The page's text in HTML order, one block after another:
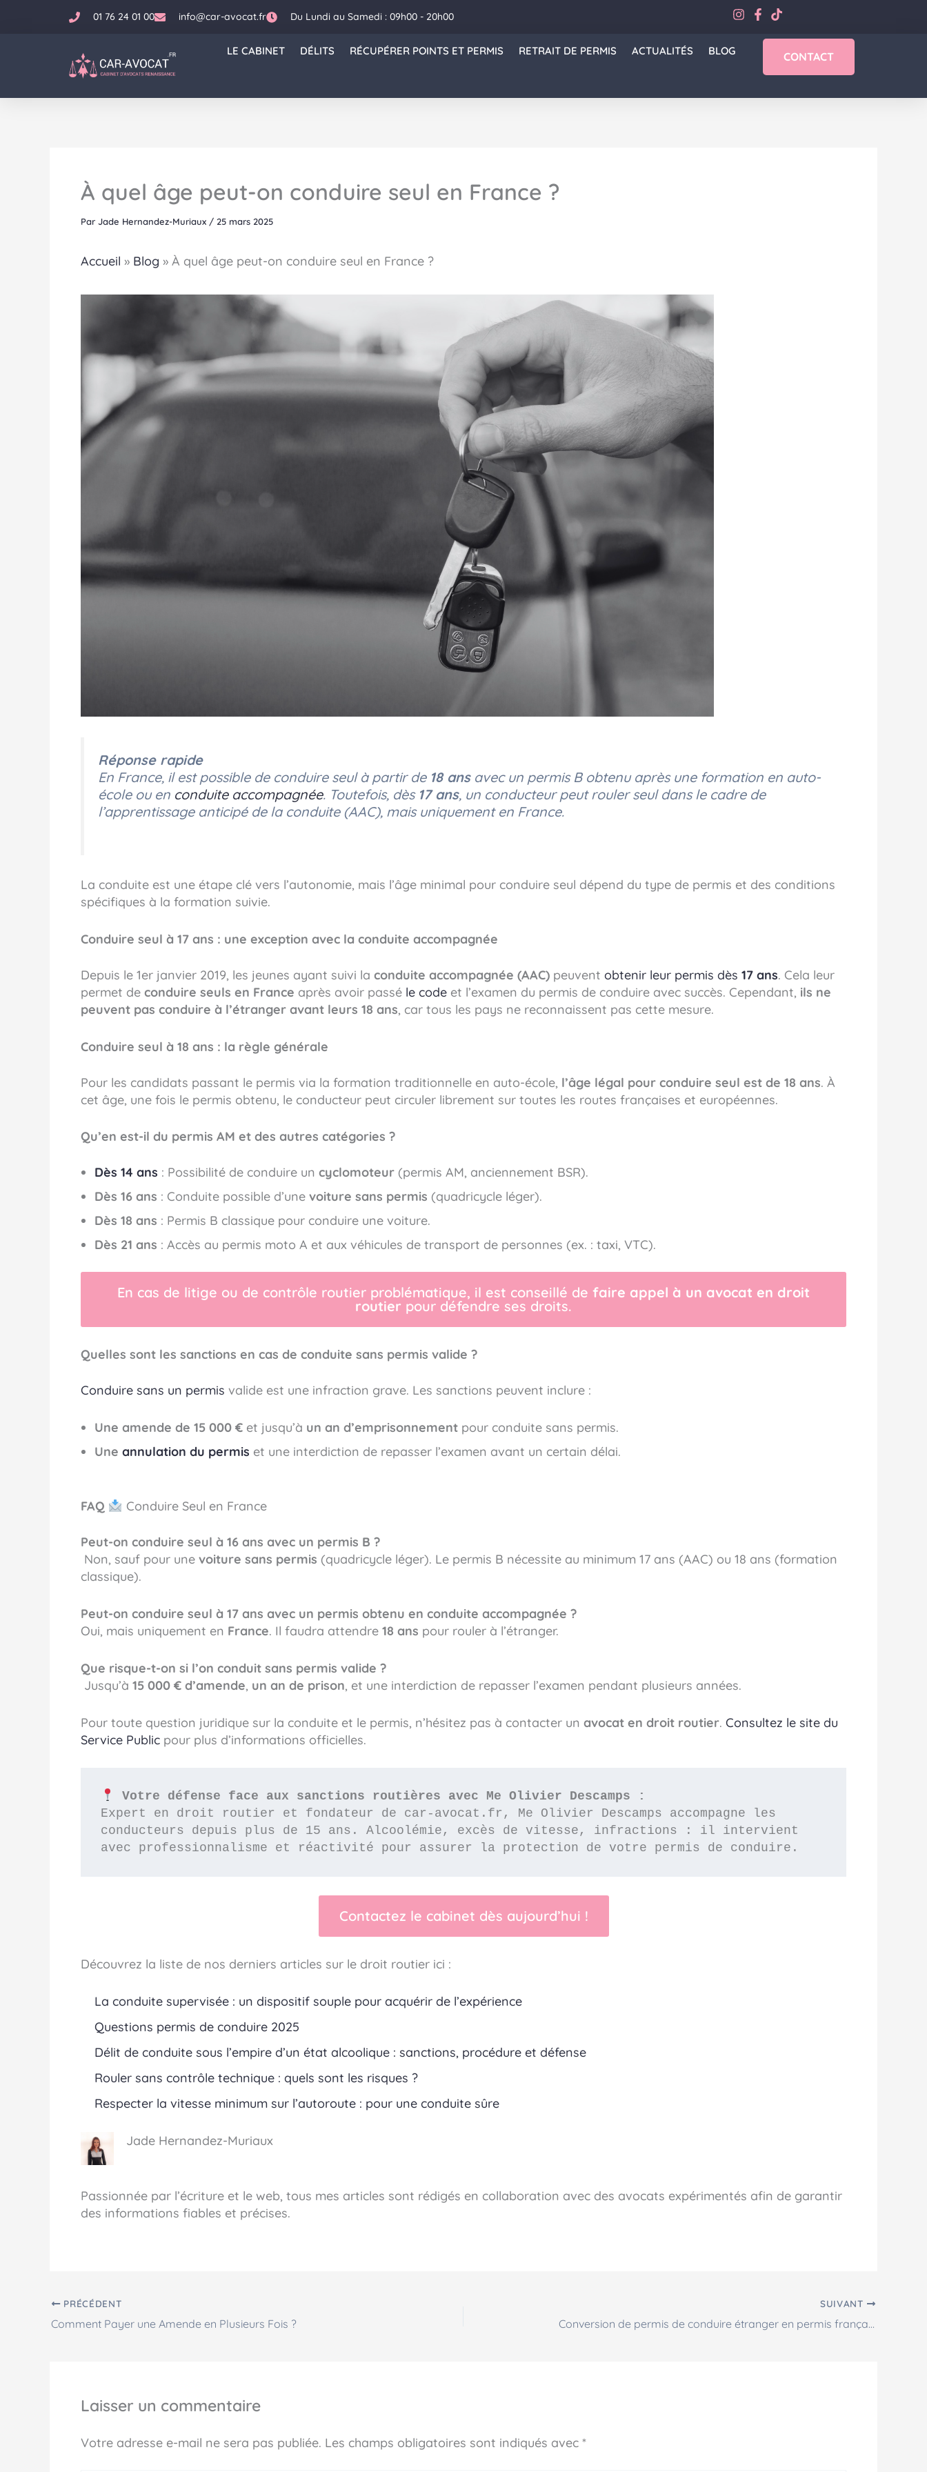
01 76 24 01 00 info@car-avocat.fr Du Lundi au Samedi : 09h00 - 20h00
LE CABINET DÉLITS RÉCUPÉRER POINTS ET PERMIS RETRAIT DE PERMIS ACTUALITÉS BLOG CONTACT
À quel âge peut-on conduire seul en France ?
Par Jade Hernandez-Muriaux / 25 mars 2025
Accueil » Blog » À quel âge peut-on conduire seul en France ?
Réponse rapide
En France, il est possible de conduire seul à partir de 18 ansavec un permis B obtenu après une formation en auto-
école ou en conduite accompagnée. Toutefois, dès 17 ans, un conducteur peut rouler seul dans le cadre de
l’apprentissage anticipé de la conduite (AAC), mais uniquement en France.
La conduite est une étape clé vers l’autonomie, mais l’âge minimal pour conduire seul dépend du type de permis et des conditions
spécifiques à la formation suivie.
Conduire seul à 17 ans : une exception avec la conduite accompagnée
Depuis le 1er janvier 2019, les jeunes ayant suivi la conduite accompagnée (AAC) peuvent obtenir leur permis dès 17 ans. Cela leur
permet de conduire seuls en France après avoir passé le code et l’examen du permis de conduire avec succès. Cependant, ils ne
peuvent pas conduire à l’étranger avant leurs 18 ans, car tous les pays ne reconnaissent pas cette mesure.
Conduire seul à 18 ans : la règle générale
Pour les candidats passant le permis via la formation traditionnelle en auto-école, l’âge légal pour conduire seul est de 18 ans. À
cet âge, une fois le permis obtenu, le conducteur peut circuler librement sur toutes les routes françaises et européennes.
Qu’en est-il du permis AM et des autres catégories ?
Dès 14 ans : Possibilité de conduire un cyclomoteur (permis AM, anciennement BSR).
Dès 16 ans : Conduite possible d’une voiture sans permis (quadricycle léger).
Dès 18 ans : Permis B classique pour conduire une voiture.
Dès 21 ans : Accès au permis moto A et aux véhicules de transport de personnes (ex. : taxi, VTC).
En cas de litige ou de contrôle routier problématique, il est conseillé de faire appel à un avocat en droit
routier pour défendre ses droits.
Quelles sont les sanctions en cas de conduite sans permis valide ?
Conduire sans un permis valide est une infraction grave. Les sanctions peuvent inclure :
Une amende de 15 000 € et jusqu’à un an d’emprisonnement pour conduite sans permis.
Une annulation du permis et une interdiction de repasser l’examen avant un certain délai.
FAQ Conduire Seul en France
Peut-on conduire seul à 16 ans avec un permis B ?
Non, sauf pour une voiture sans permis (quadricycle léger). Le permis B nécessite au minimum 17 ans (AAC) ou 18 ans (formation
classique).
Peut-on conduire seul à 17 ans avec un permis obtenu en conduite accompagnée ?
Oui, mais uniquement en France. Il faudra attendre 18 ans pour rouler à l’étranger.
Que risque-t-on si l’on conduit sans permis valide ?
Jusqu’à 15 000 € d’amende, un an de prison, et une interdiction de repasser l’examen pendant plusieurs années.
Pour toute question juridique sur la conduite et le permis, n’hésitez pas à contacter un avocat en droit routier. Consultez le site du
Service Public pour plus d’informations officielles.
Votre défense face aux sanctions routières avec Me Olivier Descamps :
Expert en droit routier et fondateur de car-avocat.fr, Me Olivier Descamps accompagne les
conducteurs depuis plus de 15 ans. Alcoolémie, excès de vitesse, infractions : il intervient
avec professionnalisme et réactivité pour assurer la protection de votre permis de conduire.
Contactez le cabinet dès aujourd’hui !
Découvrez la liste de nos derniers articles sur le droit routier ici :
La conduite supervisée : un dispositif souple pour acquérir de l’expérience
Questions permis de conduire 2025
Délit de conduite sous l’empire d’un état alcoolique : sanctions, procédure et défense
Rouler sans contrôle technique : quels sont les risques ?
Respecter la vitesse minimum sur l’autoroute : pour une conduite sûre
Jade Hernandez-Muriaux
Passionnée par l’écriture et le web, tous mes articles sont rédigés en collaboration avec des avocats expérimentés afin de garantir
des informations fiables et précises.
PRÉCÉDENT
Comment Payer une Amende en Plusieurs Fois ?
SUIVANT
Conversion de permis de conduire étranger en permis français : démarches
Laisser un commentaire
Votre adresse e-mail ne sera pas publiée. Les champs obligatoires sont indiqués avec *